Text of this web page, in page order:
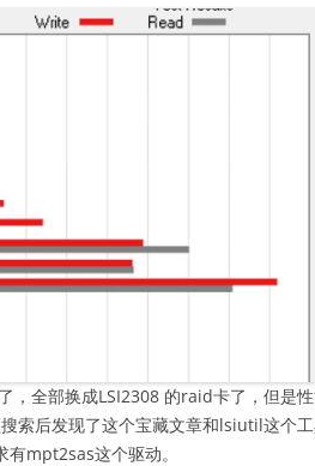
，全部换成LSI2308 的raid卡了，但是
索后发现了这个宝藏文章和lsiutil这个
mpt2sas这个驱动。